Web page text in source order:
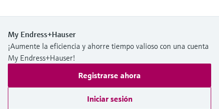
My Endress+Hauser
¡Aumente la eficiencia y ahorre tiempo valioso con una cuenta
My Endress+Hauser!
Registrarse ahora
Iniciar sesión